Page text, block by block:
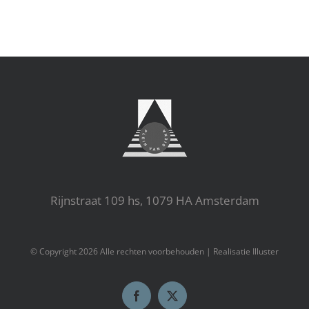
Rijnstraat 109 hs, 1079 HA Amsterdam
© Copyright2026 Alle rechten voorbehouden | Realisatie Illuster
Facebook
X